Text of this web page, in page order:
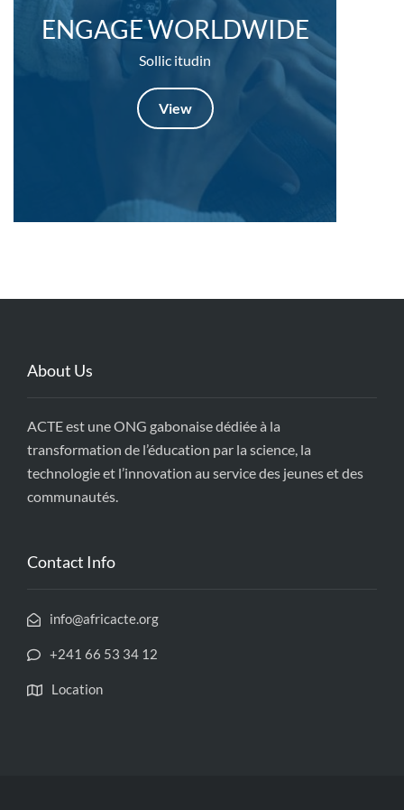
ENGAGE WORLDWIDE
Sollic itudin
View
About Us
ACTE est une ONG gabonaise dédiée à la
transformation de l’éducation par la science, la
technologie et l’innovation au service des jeunes et des
communautés.
Contact Info
info@africacte.org
+241 66 53 34 12
Location